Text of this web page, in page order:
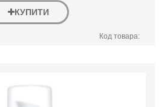
КУПИТИ
Код товара: